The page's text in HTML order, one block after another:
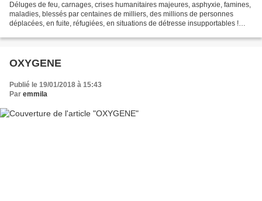
Déluges de feu, carnages, crises humanitaires majeures, asphyxie, famines,
maladies, blessés par centaines de milliers, des millions de personnes
déplacées, en fuite, réfugiées, en situations de détresse insupportables !
OXYGENE
Publié le 19/01/2018 à 15:43
Par emmila